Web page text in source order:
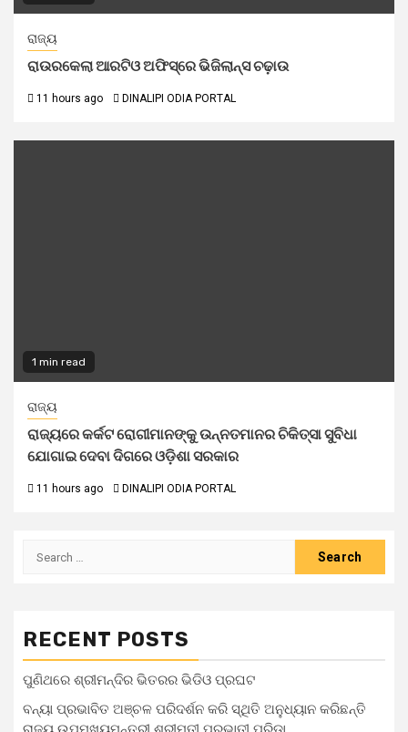
ରାଜ୍ୟ
ରାଉରକେଲା ଆରଟିଓ ଅଫିସ୍‌ରେ ଭିଜିଲାନ୍ସ ଚଢ଼ାଉ
11 hours ago DINALIPI ODIA PORTAL
1 min read
ରାଜ୍ୟ
ରାଜ୍ୟରେ କର୍କଟ ରୋଗୀମାନଙ୍କୁ ଉନ୍ନତମାନର ଚିକିତ୍ସା ସୁବିଧା
ଯୋଗାଇ ଦେବା ଦିଗରେ ଓଡ଼ିଶା ସରକାର
11 hours ago DINALIPI ODIA PORTAL
RECENT POSTS
ପୁଣିଥରେ ଶ୍ରୀମନ୍ଦିର ଭିତରର ଭିଡିଓ ପ୍ରଘଟ
ବନ୍ୟା ପ୍ରଭାବିତ ଅଞ୍ଚଳ ପରିଦର୍ଶନ କରି ସ୍ଥିତି ଅନୁଧ୍ୟାନ କରିଛନ୍ତି